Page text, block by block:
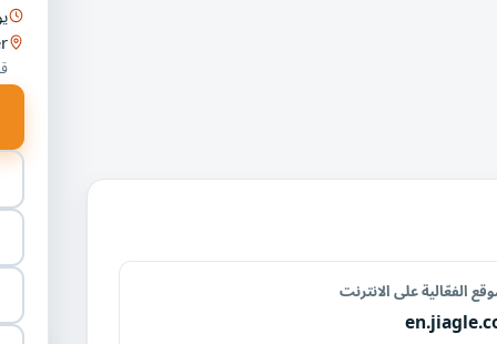
الفعّالية على الانترنت